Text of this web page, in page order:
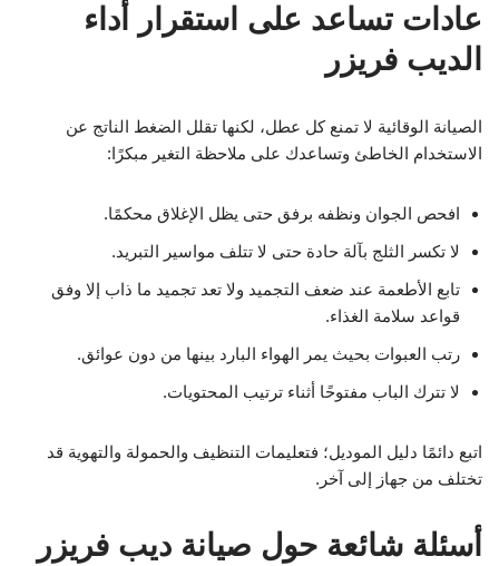
عادات تساعد على استقرار أداء
الديب فريزر
الصيانة الوقائية لا تمنع كل عطل، لكنها تقلل الضغط الناتج عن
الاستخدام الخاطئ وتساعدك على ملاحظة التغير مبكرًا:
افحص الجوان ونظفه برفق حتى يظل الإغلاق محكمًا.
لا تكسر الثلج بآلة حادة حتى لا تتلف مواسير التبريد.
تابع الأطعمة عند ضعف التجميد ولا تعد تجميد ما ذاب إلا وفق
قواعد سلامة الغذاء.
رتب العبوات بحيث يمر الهواء البارد بينها من دون عوائق.
لا تترك الباب مفتوحًا أثناء ترتيب المحتويات.
اتبع دائمًا دليل الموديل؛ فتعليمات التنظيف والحمولة والتهوية قد
تختلف من جهاز إلى آخر.
أسئلة شائعة حول صيانة ديب فريزر